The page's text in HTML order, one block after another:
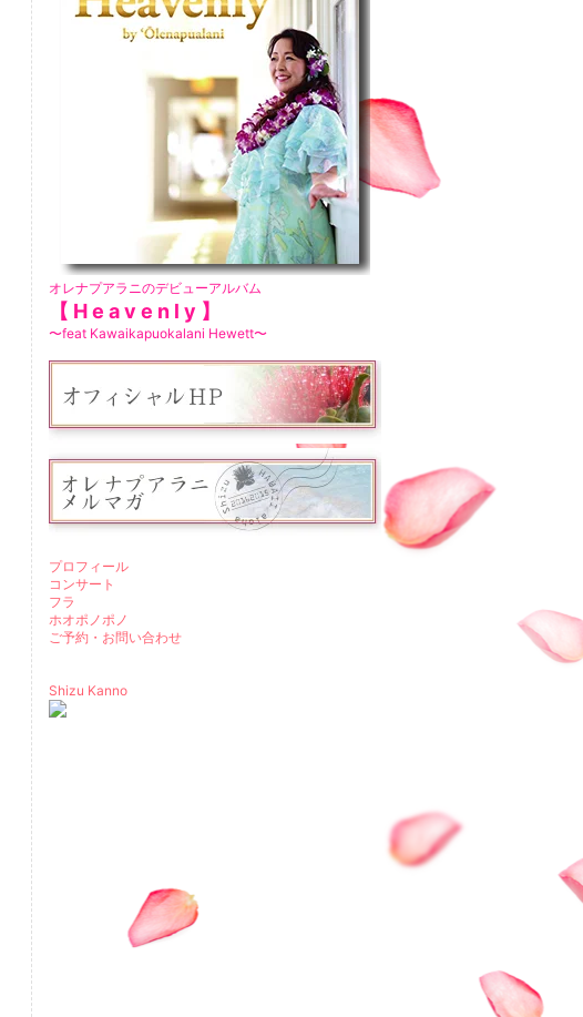
オレナプアラニのデビューアルバム
【 H e a v e n l y 】
〜feat Kawaikapuokalani Hewett〜
プロフィール
コンサート
フラ
ホオポノポノ
ご予約・お問い合わせ
Shizu Kanno